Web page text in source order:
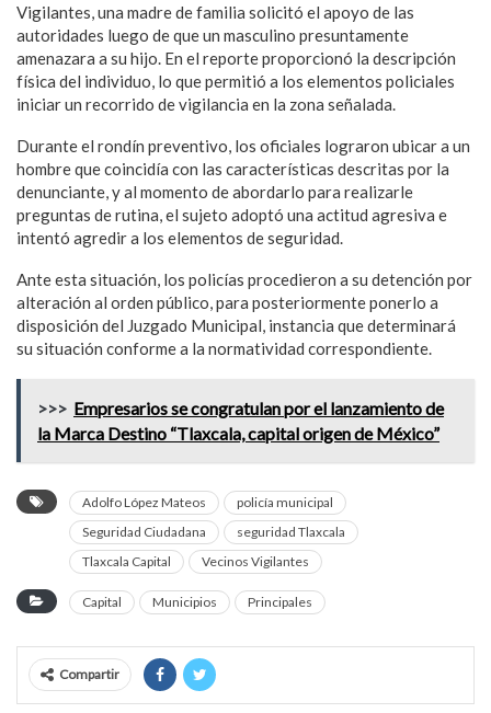
Vigilantes, una madre de familia solicitó el apoyo de las
autoridades luego de que un masculino presuntamente
amenazara a su hijo. En el reporte proporcionó la descripción
física del individuo, lo que permitió a los elementos policiales
iniciar un recorrido de vigilancia en la zona señalada.
Durante el rondín preventivo, los oficiales lograron ubicar a un
hombre que coincidía con las características descritas por la
denunciante, y al momento de abordarlo para realizarle
preguntas de rutina, el sujeto adoptó una actitud agresiva e
intentó agredir a los elementos de seguridad.
Ante esta situación, los policías procedieron a su detención por
alteración al orden público, para posteriormente ponerlo a
disposición del Juzgado Municipal, instancia que determinará
su situación conforme a la normatividad correspondiente.
>>> Empresarios se congratulan por el lanzamiento de
la Marca Destino “Tlaxcala, capital origen de México”
Adolfo López Mateos
policía municipal
Seguridad Ciudadana
seguridad Tlaxcala
Tlaxcala Capital
Vecinos Vigilantes
Capital Municipios Principales
Compartir